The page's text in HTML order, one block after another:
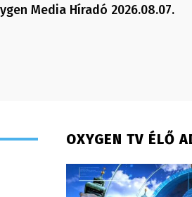
Media Híradó 2026.08.07.
OXYGEN TV ÉLŐ